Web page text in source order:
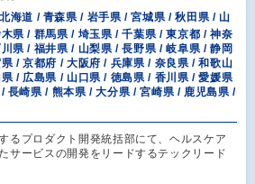
北海道 / 青森県 / 岩手県 / 宮城県 / 秋田県 / 山
県 / 群馬県 / 埼玉県 / 千葉県 / 東京都 / 神奈
県 / 福井県 / 山梨県 / 長野県 / 岐阜県 / 静岡
/ 京都府 / 大阪府 / 兵庫県 / 奈良県 / 和歌山
/ 広島県 / 山口県 / 徳島県 / 香川県 / 愛媛県
長崎県 / 熊本県 / 大分県 / 宮崎県 / 鹿児島県 /
るプロダクト開発統括部にて、ヘルスケア
サービスの開発をリードするテックリード